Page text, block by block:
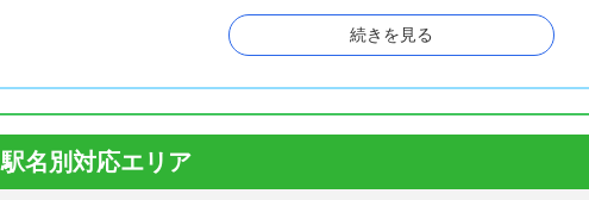
東野川、久末、久本、二子
続きを見る
駅名別対応エリア